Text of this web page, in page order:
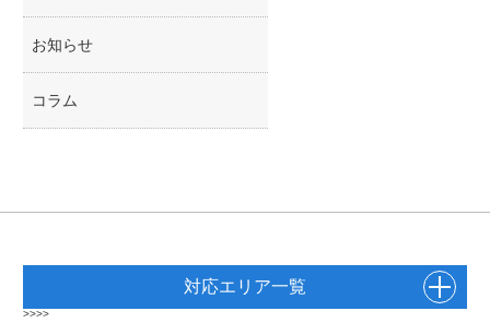
お知らせ
コラム
対応エリア一覧
>>>>